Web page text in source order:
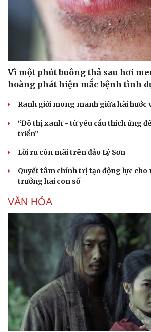
Sức khỏe
Dinh dưỡng - món ngon
Sản phụ khoa
Nhi khoa
Nam khoa
Phòng mạch online
Đời sống
Nhà đẹp
Tình
Vì một phút buông thả sau hơi
hoàng phát hiện mắc bệnh tình
Ranh giới mong manh giữa hài hước
“Đô thị xanh - từ yêu cầu thích ứng
triển”
Lời ru còn mãi trên đảo Lý Sơn
Quyết tâm chính trị tạo động lực cho
trưởng hai con số
VĂN HÓA